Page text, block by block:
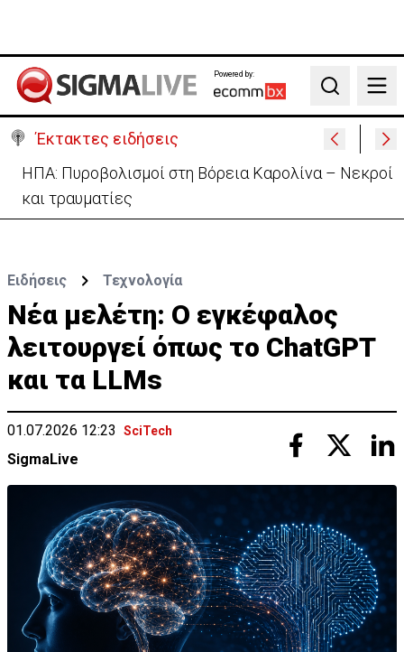
Powered by:
Search
Έκτακτες ειδήσεις
Ανασχηματισμός: Περιορισμένες αλλαγές με…
κρυφό κείμενο (ΒΙΝΤΕΟ)
Ειδήσεις Τεχνολογία
Νέα μελέτη: Ο εγκέφαλος
λειτουργεί όπως το ChatGPT
και τα LLMs
01.07.2026 12:23 SciTech
SigmaLive